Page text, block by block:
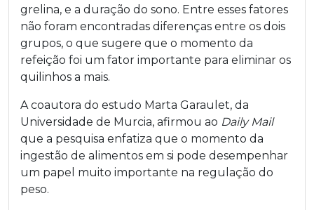
grelina, e a duração do sono. Entre esses fatores
não foram encontradas diferenças entre os dois
grupos, o que sugere que o momento da
refeição foi um fator importante para eliminar os
quilinhos a mais.
A coautora do estudo Marta Garaulet, da
Universidade de Murcia, afirmou ao Daily Mail
que a pesquisa enfatiza que o momento da
ingestão de alimentos em si pode desempenhar
um papel muito importante na regulação do
peso.